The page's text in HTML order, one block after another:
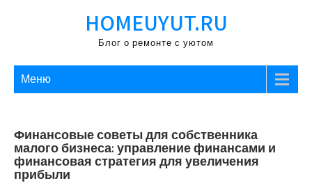
HOMEUYUT.RU
Блог о ремонте с уютом
Меню
Финансовые советы для собственника
малого бизнеса: управление финансами и
финансовая стратегия для увеличения
прибыли